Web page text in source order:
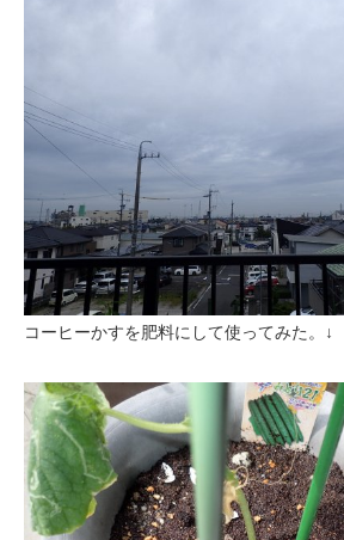
コーヒーかすを肥料にして使ってみた。↓